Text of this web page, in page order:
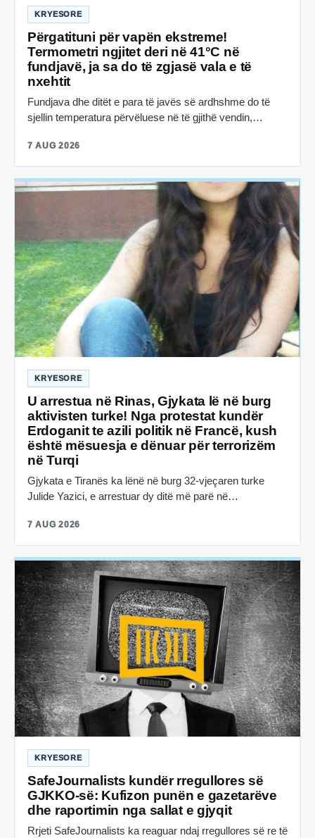
KRYESORE
Përgatituni për vapën ekstreme!
Termometri ngjitet deri në 41°C në
fundjavë, ja sa do të zgjasë vala e të
nxehtit
Fundjava dhe ditët e para të javës së ardhshme do të
sjellin temperatura përvëluese në të gjithë vendin,…
7 AUG 2026
KRYESORE
U arrestua në Rinas, Gjykata lë në burg
aktivisten turke! Nga protestat kundër
Erdoganit te azili politik në Francë, kush
është mësuesja e dënuar për terrorizëm
në Turqi
Gjykata e Tiranës ka lënë në burg 32-vjeçaren turke
Julide Yazici, e arrestuar dy ditë më parë në…
7 AUG 2026
KRYESORE
SafeJournalists kundër rregullores së
GJKKO-së: Kufizon punën e gazetarëve
dhe raportimin nga sallat e gjyqit
Rrjeti SafeJournalists ka reaguar ndaj rregullores së re të